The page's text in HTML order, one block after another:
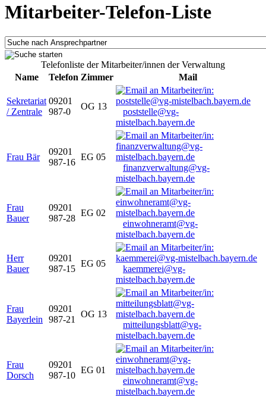
Mitarbeiter-Telefon-Liste
Telefonliste der Mitarbeiter/innen der Verwaltung
Name
Telefon Zimmer Mail
Sekretariat
/ Zentrale
09201
987-0
OG 13
poststelle@vg-
mistelbach.bayern.de
Frau Bär
09201
987-16
EG 05
finanzverwaltung@vg-
mistelbach.bayern.de
Frau
Bauer
09201
987-28
EG 02
einwohneramt@vg-
mistelbach.bayern.de
Herr
Bauer
09201
987-15
EG 05
kaemmerei@vg-
mistelbach.bayern.de
Frau
Bayerlein
09201
987-21
OG 13
mitteilungsblatt@vg-
mistelbach.bayern.de
Frau
Dorsch
09201
987-10
EG 01
einwohneramt@vg-
mistelbach.bayern.de